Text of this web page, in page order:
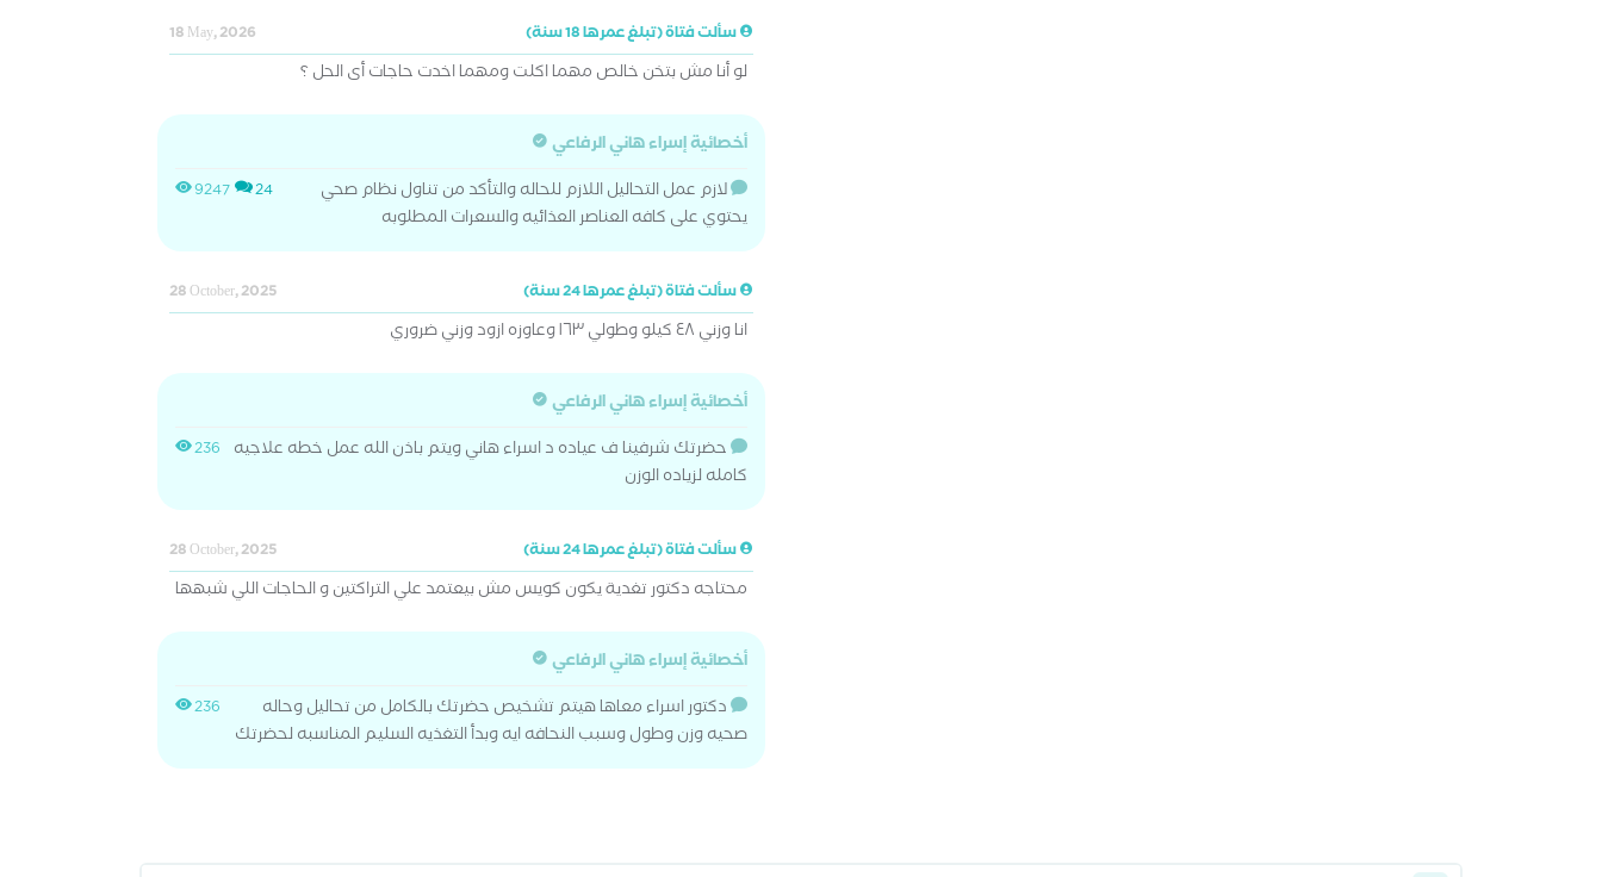
سألت فتاة (تبلغ عمرها 18 سنة) 18 May, 2026
لو أنا مش بتخن خالص مهما اكلت ومهما اخدت حاجات أى الحل ؟
أخصائية إسراء هاني الرفاعي
9247 24
لازم عمل التحاليل اللازم للحاله والتأكد من تناول نظام صحي
يحتوي على كافه العناصر العذائيه والسعرات المطلوبه
سألت فتاة (تبلغ عمرها 24 سنة) 28 October, 2025
انا وزني ٤٨ كيلو وطولي ١٦٣ وعاوزه ازود وزني ضروري
أخصائية إسراء هاني الرفاعي
236 حضرتك شرفينا ف عياده د اسراء هاني ويتم باذن الله عمل خطه علاجيه
كامله لزياده الوزن
سألت فتاة (تبلغ عمرها 24 سنة) 28 October, 2025
محتاجه دكتور تغدية يكون كويس مش بيعتمد علي التراكتين و الحاجات اللي شبهها
أخصائية إسراء هاني الرفاعي
236
دكتور اسراء معاها هيتم تشخيص حضرتك بالكامل من تحاليل وحاله
صحيه وزن وطول وسبب النحافه ايه وبدأ التغذيه السليم المناسبه لحضرتك